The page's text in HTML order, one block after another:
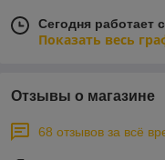
Сегодня работает
Показать весь
Отзывы о магазине
68 отзывов за всё